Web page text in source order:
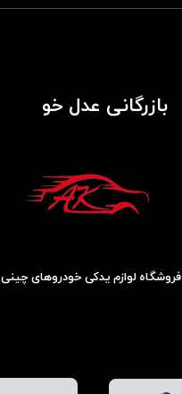
بازرگانی عدل خو
فروشگاه لوازم یدکی خودروهای چینی